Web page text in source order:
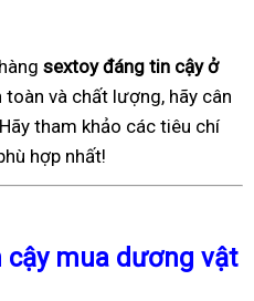
sextoy đáng tin cậy ở
và chất lượng, hãy cân
tham khảo các tiêu chí
hợp nhất!
mua dương vật